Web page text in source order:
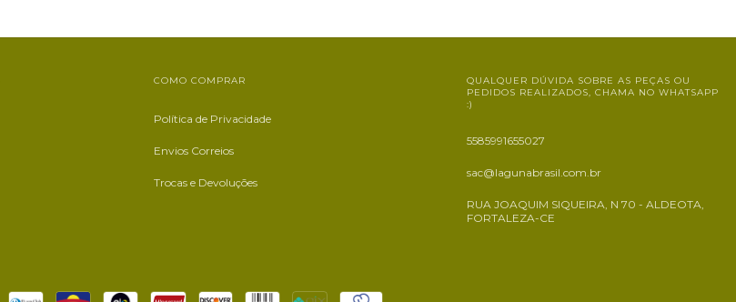
COMO COMPRAR
Política de Privacidade
Envios Correios
Trocas e Devoluções
QUALQUER DÚVIDA SOBRE AS PEÇAS OU
PEDIDOS REALIZADOS, CHAMA NO WHATSAPP
:)
5585991655027
sac@lagunabrasil.com.br
RUA JOAQUIM SIQUEIRA, N 70 - ALDEOTA,
FORTALEZA-CE